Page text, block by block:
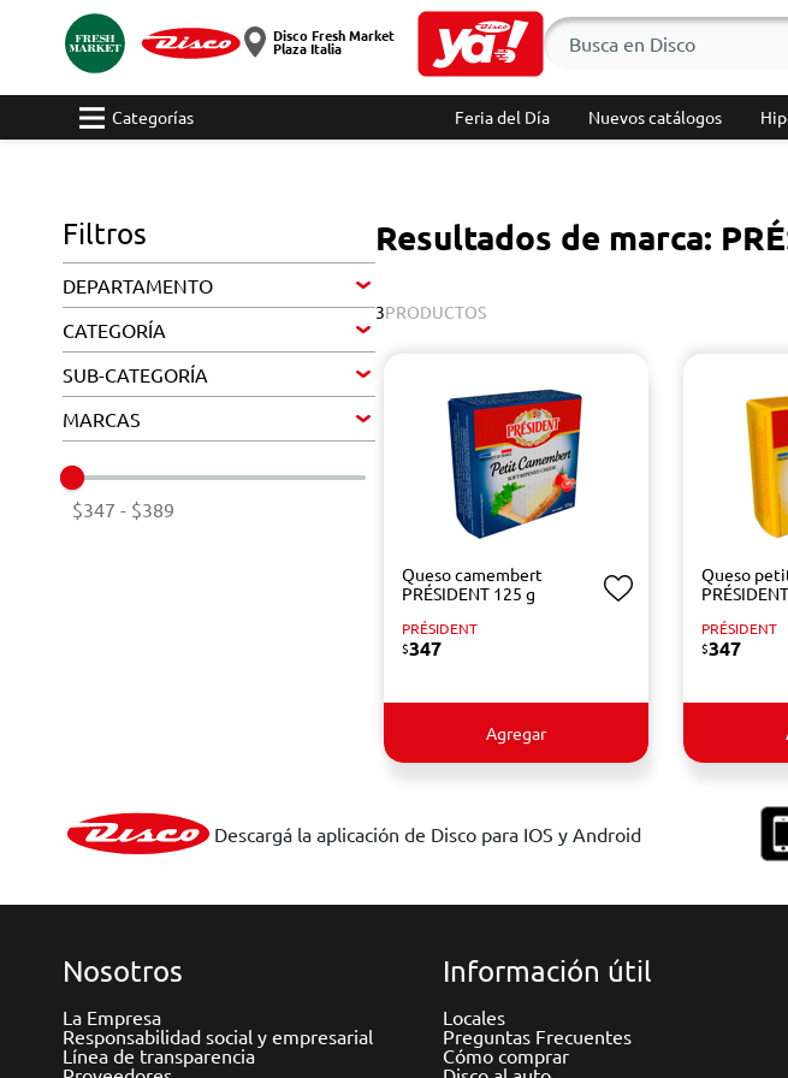
Disco Fresh Market
Plaza Italia
Categorías Feria del Día Nuevos catálogos
Filtros
DEPARTAMENTO
CATEGORÍA
SUB-CATEGORÍA
MARCAS
$347 - $389
Resultados de marca:
3PRODUCTOS
Queso camembert
PRÉSIDENT 125 g
PRÉSIDENT
$347
Agregar
Queso
PRÉSIDENT
$347
Descargá la aplicación de Disco para IOS y Android
Nosotros
La Empresa
Responsabilidad social y empresarial
Línea de transparencia
Información útil
Locales
Preguntas Frecuentes
Cómo comprar